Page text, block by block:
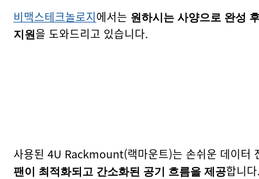
비맥스테크놀로지에서는 원하시는 사양으로 완성
지원을 도와드리고 있습니다.
사용된 4U Rackmount(랙마운트)는 손쉬운 데이터
팬이 최적화되고 간소화된 공기 흐름을 제공합니다.